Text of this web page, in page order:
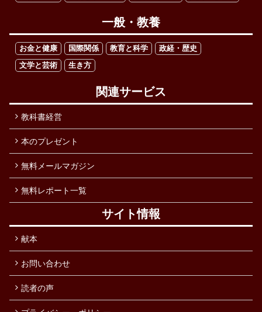
一般・教養
お金と健康 国際関係 教育と科学
政経・歴史
文学と芸術
生き方
関連サービス
教科書経営
本のプレゼント
無料メールマガジン
無料レポート一覧
サイト情報
献本
お問い合わせ
読者の声